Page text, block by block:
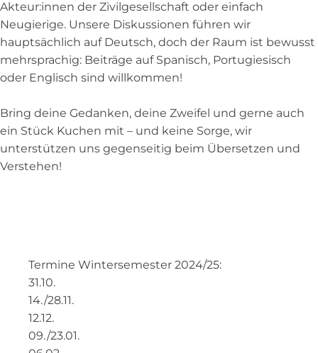
Akteur:innen der Zivilgesellschaft oder einfach
Neugierige. Unsere Diskussionen führen wir
hauptsächlich auf Deutsch, doch der Raum ist bewusst
mehrsprachig: Beiträge auf Spanisch, Portugiesisch
oder Englisch sind willkommen!
Bring deine Gedanken, deine Zweifel und gerne auch
ein Stück Kuchen mit – und keine Sorge, wir
unterstützen uns gegenseitig beim Übersetzen und
Verstehen!
Termine Wintersemester 2024/25:
31.10.
14./28.11.
12.12.
09./23.01.